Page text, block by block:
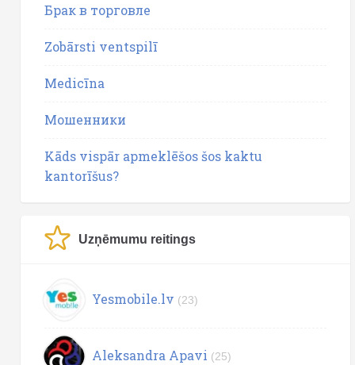
Брак в торговле
Zobārsti ventspilī
Medicīna
Мошенники
Kāds vispār apmeklēšos šos kaktu
kantorīšus?
Uzņēmumu reitings
Yesmobile.lv (23)
Aleksandra Apavi (25)